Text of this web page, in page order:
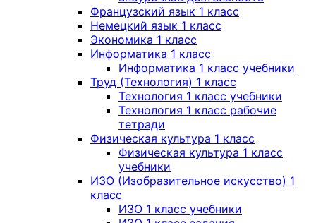
Французский язык 1 класс
Немецкий язык 1 класс
Экономика 1 класс
Информатика 1 класс
Информатика 1 класс учебники
Труд (Технология) 1 класс
Технология 1 класс учебники
Технология 1 класс рабочие
тетради
Физическая культура 1 класс
Физическая культура 1 класс
учебники
ИЗО (Изобразительное искусство) 1
класс
ИЗО 1 класс учебники